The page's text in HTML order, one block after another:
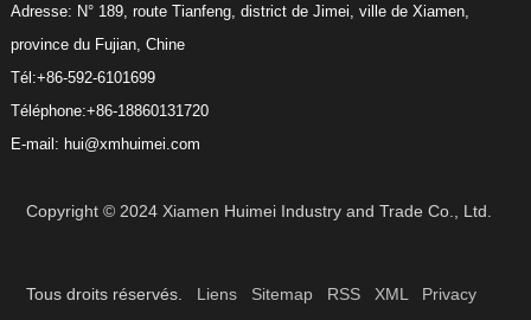
Adresse: N° 189, route Tianfeng, district de Jimei, ville de Xiamen,
province du Fujian, Chine
Tél:+86-592-6101699
Téléphone:+86-18860131720
E-mail: hui@xmhuimei.com
Copyright © 2024 Xiamen Huimei Industry and Trade Co., Ltd.
Tous droits réservés. Liens Sitemap RSS XML Privacy